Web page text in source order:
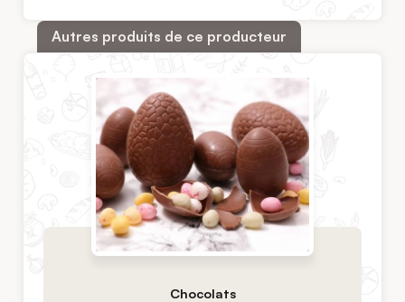
Autres produits de ce producteur
Chocolats